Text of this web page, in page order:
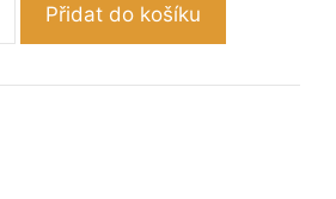
Stříbrný
pohár
Přidat do košíku